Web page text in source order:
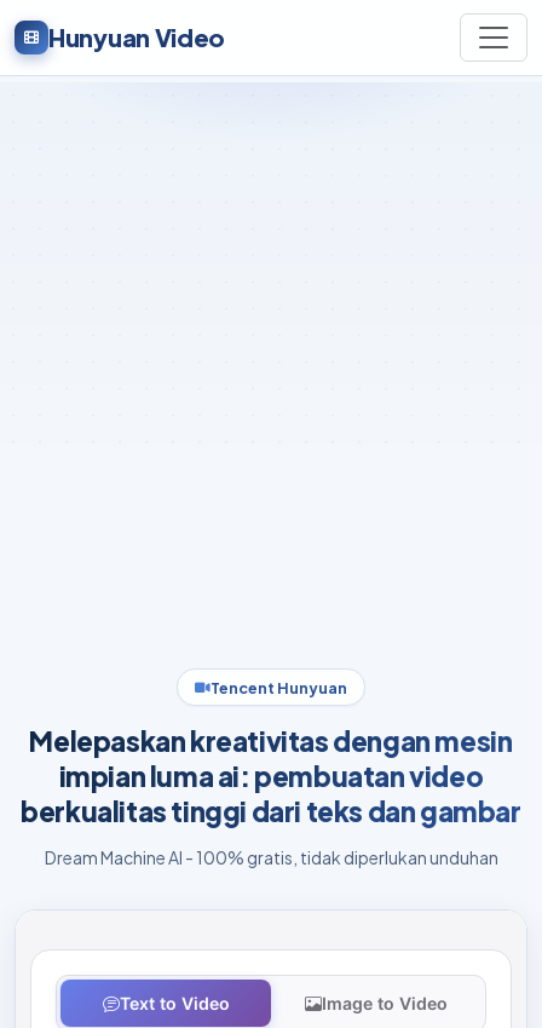
Hunyuan Video
Tencent Hunyuan
Melepaskan kreativitas dengan mesin
impian luma ai: pembuatan video
berkualitas tinggi dari teks dan gambar
Dream Machine AI - 100% gratis, tidak diperlukan unduhan